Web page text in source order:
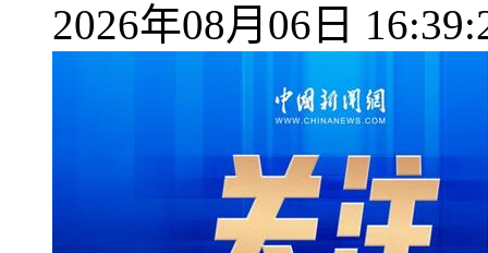
2026年08月06日